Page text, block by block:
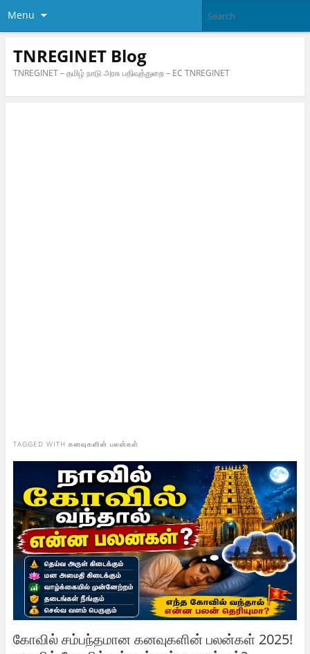
Menu
TNREGINET Blog
TNREGINET – தமிழ் நாடு அரசு பதிவுத்துறை – EC TNREGINET
TAGGED WITH கனவுகளின் பலன்கள்
கோவில் சம்பந்தமான கனவுகளின் பலன்கள் 2025!